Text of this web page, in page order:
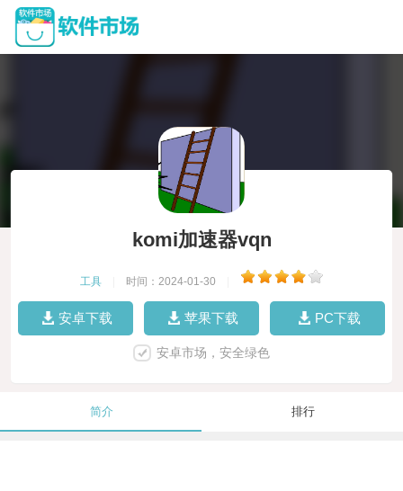
komi加速器vqn
工具 时间：2024-01-30
安卓下载 苹果下载 PC下载
安卓市场，安全绿色
简介 排行